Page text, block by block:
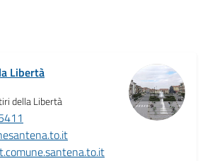
Libertà
della Libertà